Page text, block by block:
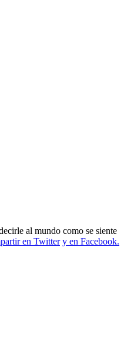
al mundo como se siente
en Twitter y en Facebook.